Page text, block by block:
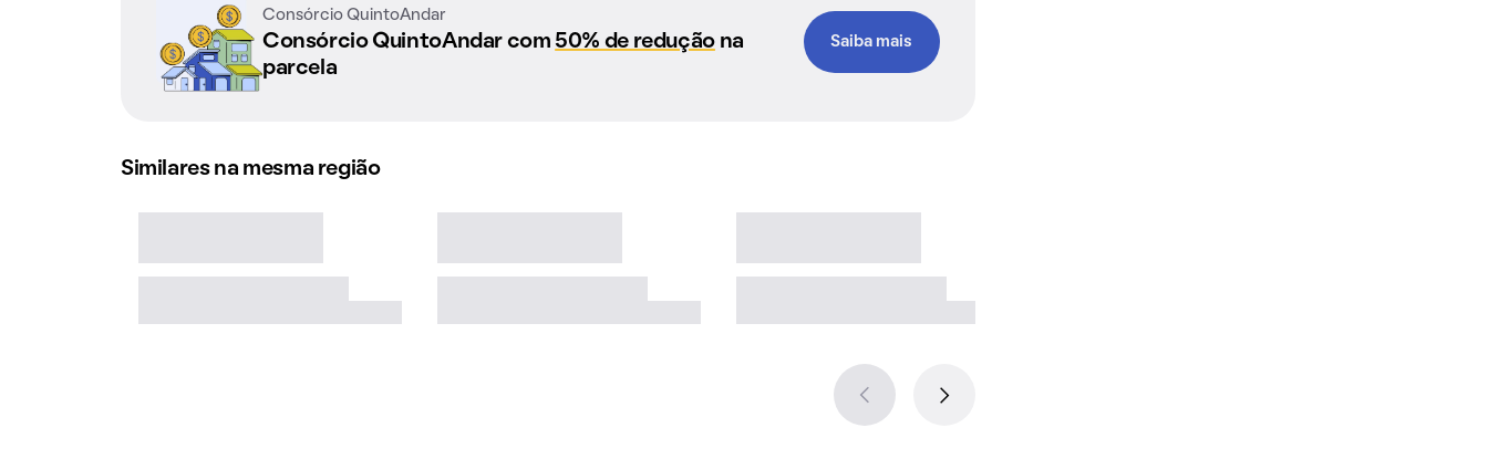
Consórcio QuintoAndar
Consórcio QuintoAndar com 50% de reduçãona
parcela
Saiba mais
Similares na mesma região